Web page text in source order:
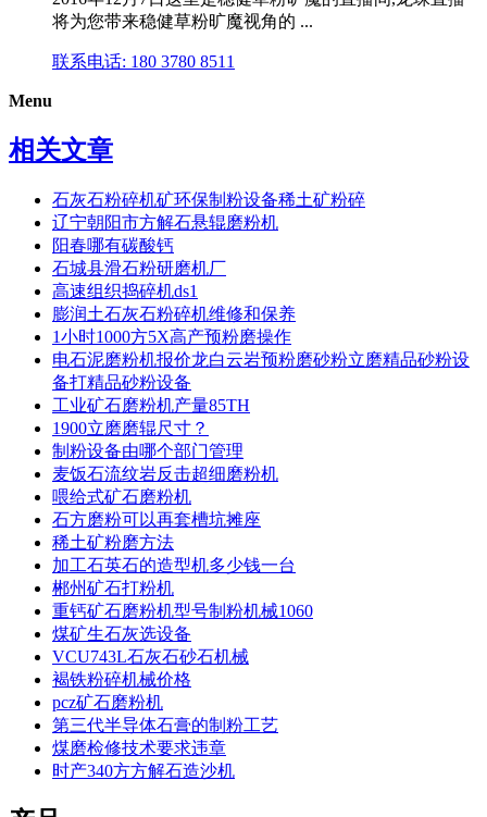
将为您带来稳健草粉旷魔视角的 ...
联系电话: 180 3780 8511
Menu
相关文章
石灰石粉碎机矿环保制粉设备稀土矿粉碎
辽宁朝阳市方解石悬辊磨粉机
阳春哪有碳酸钙
石城县滑石粉研磨机厂
高速组织捣碎机ds1
膨润土石灰石粉碎机维修和保养
1小时1000方5X高产预粉磨操作
电石泥磨粉机报价龙白云岩预粉磨砂粉立磨精品砂粉设
备打精品砂粉设备
工业矿石磨粉机产量85TH
1900立磨磨辊尺寸？
制粉设备由哪个部门管理
麦饭石流纹岩反击超细磨粉机
喂给式矿石磨粉机
石方磨粉可以再套槽坑摊座
稀土矿粉磨方法
加工石英石的造型机多少钱一台
郴州矿石打粉机
重钙矿石磨粉机型号制粉机械1060
煤矿生石灰选设备
VCU743L石灰石砂石机械
褐铁粉碎机械价格
pcz矿石磨粉机
第三代半导体石膏的制粉工艺
煤磨检修技术要求违章
时产340方方解石造沙机